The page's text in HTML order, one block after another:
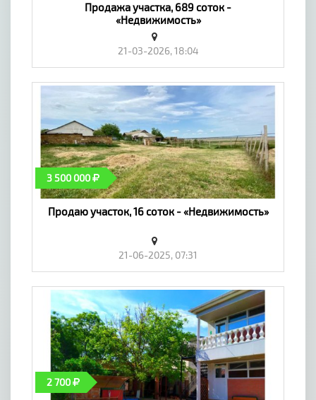
Продажа участка, 689 соток -
«Недвижимость»
21-03-2026, 18:04
3 500 000
Продаю участок, 16 соток - «Недвижимость»
21-06-2025, 07:31
2 700